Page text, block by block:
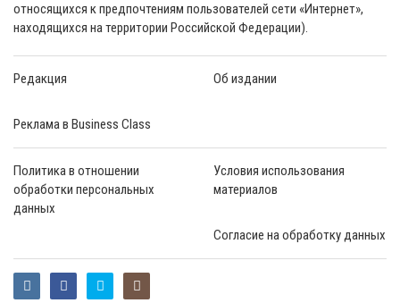
относящихся к предпочтениям пользователей сети «Интернет»,
находящихся на территории Российской Федерации).
Редакция Об издании
Реклама в Business Class
Политика в отношении
обработки персональных
данных
Условия использования
материалов
Согласие на обработку данных